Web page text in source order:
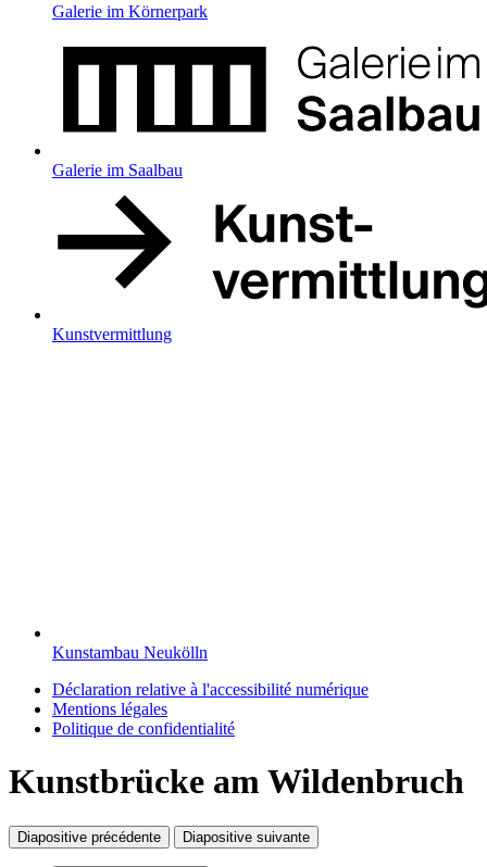
Galerie im Körnerpark
Galerie im Saalbau
Kunstvermittlung
Kunstambau Neukölln
Déclaration relative à l'accessibilité numérique
Mentions légales
Politique de confidentialité
Kunstbrücke am Wildenbruch
Diapositive précédente Diapositive suivante